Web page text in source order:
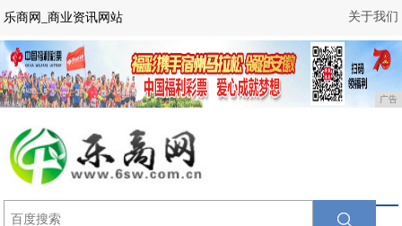
关于我们
乐商网_商业资讯网站
广告